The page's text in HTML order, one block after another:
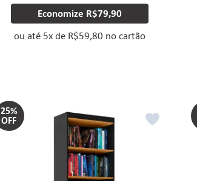
Economize R$79,90
ou até 5xde R$59,80 no cartão
25%
OFF